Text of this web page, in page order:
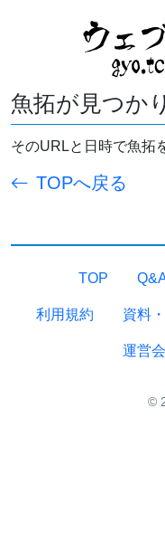
魚拓が見つか
そのURLと日時で魚拓
TOPへ戻る
TOP
利用規約 資料
運営
©